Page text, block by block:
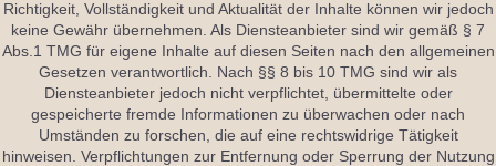
Richtigkeit, Vollständigkeit und Aktualität der Inhalte können wir jedoch
keine Gewähr übernehmen. Als Diensteanbieter sind wir gemäß § 7
Abs.1 TMG für eigene Inhalte auf diesen Seiten nach den allgemeinen
Gesetzen verantwortlich. Nach §§ 8 bis 10 TMG sind wir als
Diensteanbieter jedoch nicht verpflichtet, übermittelte oder
gespeicherte fremde Informationen zu überwachen oder nach
Umständen zu forschen, die auf eine rechtswidrige Tätigkeit
hinweisen. Verpflichtungen zur Entfernung oder Sperrung der Nutzung